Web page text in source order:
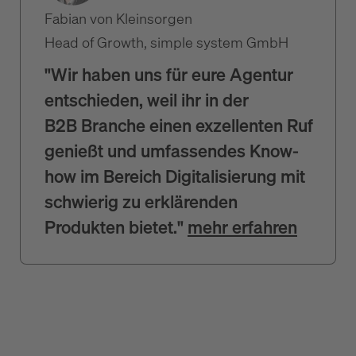
Fabian von Kleinsorgen
Head of Growth, simple system GmbH
"Wir haben uns für eure Agentur
entschieden, weil ihr in der
B2B Branche einen exzellenten Ruf
genießt und umfassendes Know-
how im Bereich Digitalisierung mit
schwierig zu erklärenden
Produkten bietet." mehr erfahren